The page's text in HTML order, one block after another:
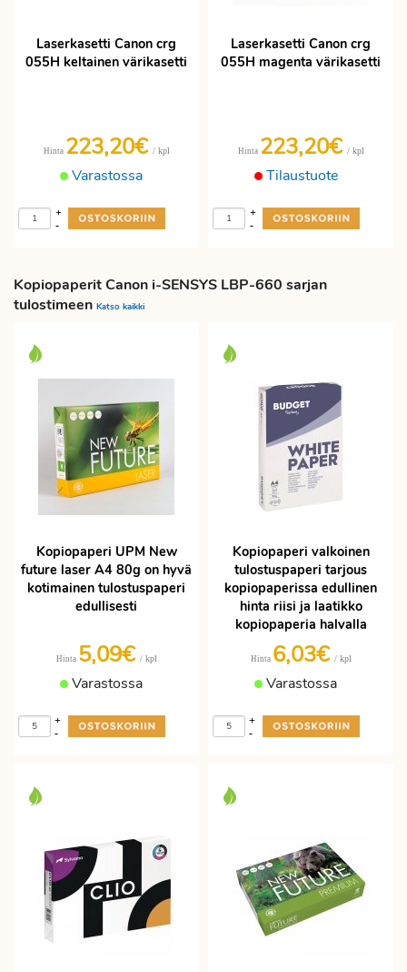
Laserkasetti Canon crg
055H keltainen värikasetti
Varastossa
Hinta 223,20€ / kpl
-
+
Laserkasetti Canon crg
055H magenta värikasetti
Tilaustuote
Hinta 223,20€ / kpl
-
+
Kopiopaperit Canon i-SENSYS LBP-660 sarjan
tulostimeen Katso kaikki
Kopiopaperi UPM New
future laser A4 80g on hyvä
kotimainen tulostuspaperi
edullisesti
Hinta 5,09€ / kpl
Varastossa
-
+
Kopiopaperi valkoinen
tulostuspaperi tarjous
kopiopaperissa edullinen
hinta riisi ja laatikko
kopiopaperia halvalla
Hinta 6,03€ / kpl
Varastossa
-
+